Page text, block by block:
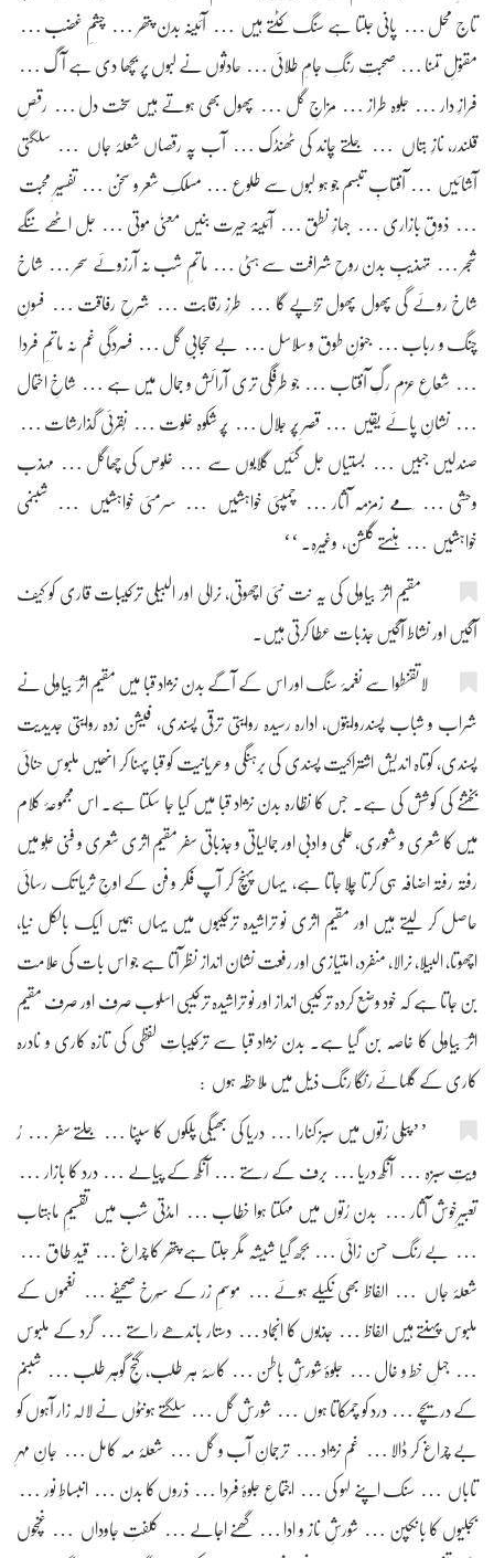
تاج محل … پانی جلتا ہے سنگ کٹتے ہیں … آئینہ بدن پتھر … چشمِ غضب …
مقتولِ تمنا … صحبتِ رنگِ جامِ طلائی … حادثوں نے لبوں پر بچھا دی ہے آگ …
فرازِ دار … جلوہ طراز … مزاجِ گل … پھول بھی ہوتے ہیں سخت دل … رقصِ
قلندر، نازِ بتاں … جلتے چاند کی ٹھنڈک … آب پہ رقصاں شعلۂ جاں … سلگتی
آشائیں … آفتابِ تبسم جو ہو لبوں سے طلوع … مسلکِ شعر و سخن … تفسیرِ محبت
… ذوقِ بازاری … جہازِ نطق … آئینۂ حیرت بنیں معنیٰ موتی … جل اٹھے ننگے
شجر … تہذیبِ بدن روحِ شرافت سے ہٹی … ماتمِ شب نہ آرزوئے سحر … شاخ
شاخ روئے گی پھول پھول تڑپے گا … طرزِ رقابت … شرحِ رفاقت … فسونِ
چنگ و رباب … جنونِ طوق و سلاسل … بے حجابیِ گل … فسردگیِ غم نہ ماتمِ فردا
… شعاعِ عزم رگِ آفتاب … جو طرفگی تری آرائش و جمال میں ہے … شاخِ احتمال
… نشانِ پائے یقیں … قصرِ پُر جلال … پُر شکوہ خلوت … نُقرئی گذارشات …
صندلیٖں جبیٖں … بستیاں جل گئیں گلابوں سے … خلوص کی چھاگل … مہذب
وحشی … مَے زمزمہ آثار … چمپئی خواہشیں … سرمئی خواہشیں … شبنمی
خواہشیں … ہنستے گلشن، وغیرہ۔ ‘‘
مقیم اثرؔ بیاولی کی یہ نت نئی اچھوتی، نرالی اور البیلی ترکیبات قاری کو کیف
آگیں اور نشاط آگیں جذبات عطا کرتی ہیں۔
لاتقنطوا سے نغمۂ سنگ اور اس کے آگے بدن نژاد قبا میں مقیم اثرؔ بیاولی نے
شراب و شباب پسندروایتوں، ادارہ رسیدہ روایتی ترقی پسندی، فیشن زدہ روایتی جدیدیت
پسندی، کوتاہ اندیش اشتراکیت پسندی کی برہنگی و عریانیت کو قبا پہنا کر انھیں ملبوسِ حنائی
بخشنے کی کوشش کی ہے۔ جس کا نظارہ بدن نژاد قبا میں کیا جا سکتا ہے۔ اس مجموعۂ کلام
میں کا شعری و شعوری، علمی و ادبی اور جمالیاتی و جذباتی سفر مقیم اثری شعری و فنی عُلو میں
رفتہ رفتہ اضافہ ہی کرتا چلا جاتا ہے، یہاں پہنچ کر آپ فکر و فن کے اوجِ ثریا تک رسائی
حاصل کر لیتے ہیں اور مقیم اثری نو تراشیدہ ترکیبوں میں یہاں ہمیں ایک بالکل نیا،
اچھوتا، البیلا، نرالا، منفرد، امتیازی اور رفعت نشان انداز نظر آتا ہے جو اس بات کی علامت
بن جاتا ہے کہ خود وضع کردہ ترکیبی انداز اور نو تراشیدہ ترکیبی اسلوب صرف اور صرف مقیم
اثرؔ بیاولی کا خاصّہ بن گیا ہے۔ بدن نژاد قبا سے ترکیباتِ لفظی کی تازہ کاری و نادرہ
کاری کے گلہائے رنگا رنگ ذیل میں ملاحظہ ہوں :
’’پیٖلی رُتوں میں سبز کنارا … دریا کی بھیگی پلکوں کا سپنا … جلتے سفر … رُ
ویتِ سبزہ … آنکھ دریا … برف کے رستے … آنکھ کے پیالے … درد کا بازار …
تعبیرِخوش آثار … بدن رُتوں میں مہکتا ہوا خطاب … امڈتی شب میں تقسیمِ ماہتاب
… بے رنگ حسنِ زائی … بجھ گیا شیشہ مگر جلتا ہے پتھر کا چراغ … قیدِ طاق …
شعلۂ جاں … الفاظ بھی نکیلے ہوئے … موسمِ زر کے سُرخ صحیفے … نغموں کے
ملبوس پہنتے ہیں الفاظ … جذبوں کا انجماد … دستار باندھے راستے … گرد کے ملبوس
… جہلِ خط و خال … جلوۂ شورشِ باطن … کاسۂ ہر طلب، گنجِ گوہر طلب … شبنم
کے دریچے … درد کو چمکاتا ہوں … شورشِ گل … سلگتے ہونٹوں نے لالہ زار آہوں کو
بے چراغ کر ڈالا … غم نژاد … ترجمانِ آب و گل … شعلۂ مہ کامل … جانِ مہرِ
تاباں … سنک اپنے لہو کی … اجتماعِ جلوۂ فردا … ذروں کا بدن … انبساطِ نور …
بجلیوں کا بانکپن … شورشِ ناز و ادا … گھنے اجالے … کلفتِ جاوداں … غنچوں